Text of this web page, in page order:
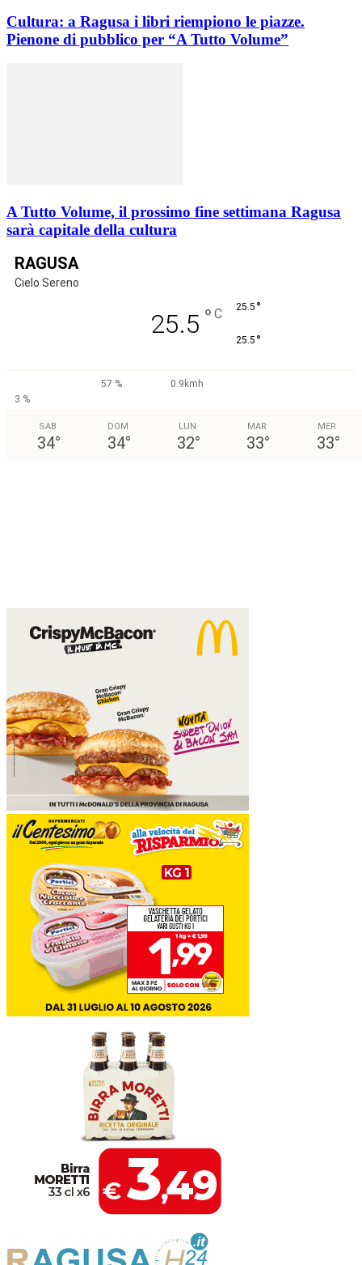
Cultura: a Ragusa i libri riempiono le piazze.
Pienone di pubblico per “A Tutto Volume”
A Tutto Volume, il prossimo fine settimana Ragusa
sarà capitale della cultura
RAGUSA
Cielo Sereno
25.5 ° C 25.5 °
25.5 °
57 %
0.9kmh
3 %
SAB
34°
DOM
34°
LUN
32°
MAR
33°
MER
33°